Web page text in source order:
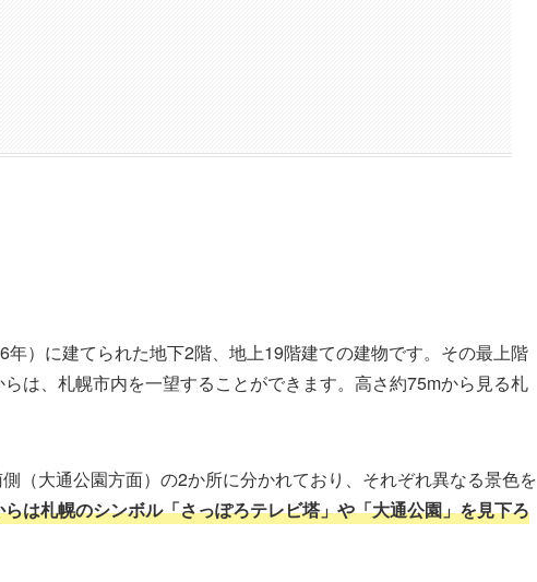
）に建てられた地下2階、地上19階建ての建物です。その最上階
は、札幌市内を一望することができます。高さ約75mから見る札
（大通公園方面）の2か所に分かれており、それぞれ異なる景色を
は札幌のシンボル「さっぽろテレビ塔」や「大通公園」を見下ろ